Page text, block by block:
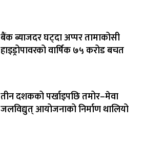
बैंक ब्याजदर घट्दा अप्पर तामाकोसी
हाइड्रोपावरको वार्षिक ७५ करोड बचत
तीन दशकको पर्खाइपछि तमोर–मेवा
जलविद्युत् आयोजनाको निर्माण थालियो